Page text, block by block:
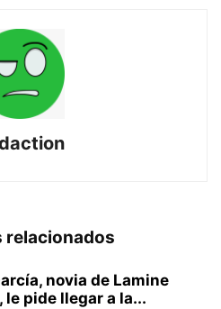
novia de Lamine
le pide llegar a la...